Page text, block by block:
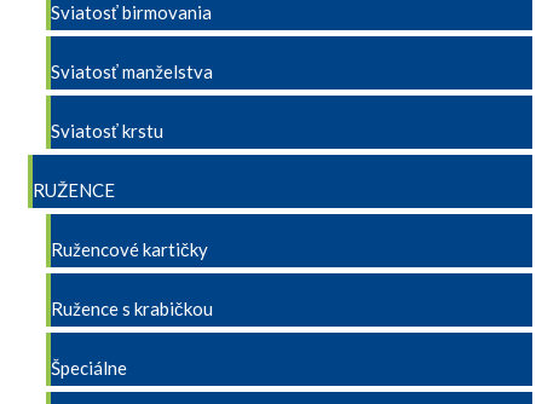
Sviatosť birmovania
Sviatosť manželstva
Sviatosť krstu
RUŽENCE
Ružencové kartičky
Ružence s krabičkou
Špeciálne